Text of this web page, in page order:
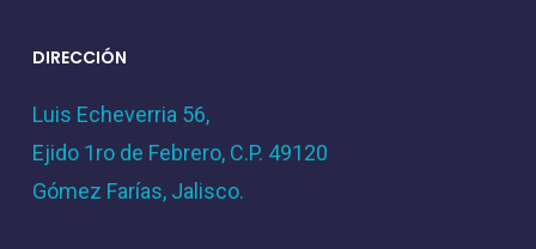
DIRECCIÓN
Luis Echeverria 56,
Ejido 1ro de Febrero, C.P. 49120
Gómez Farías, Jalisco.